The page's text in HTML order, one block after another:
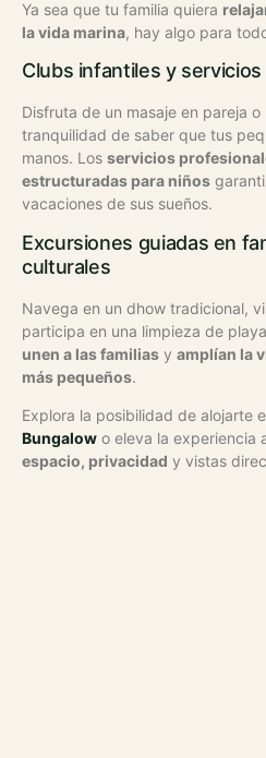
Ya sea que tu familia quiera
la vida marina, hay algo para
Clubs infantiles y
Disfruta de un masaje en pareja
tranquilidad de saber que tus
manos. Los servicios
estructuradas para niños
vacaciones de sus sueños.
Excursiones guiadas en
culturales
Navega en un dhow tradicional,
participa en una limpieza de
unen a las familias y amplían la
más pequeños.
Explora la posibilidad de alojarte
Bungalow o eleva la experiencia
espacio, privacidad y vistas